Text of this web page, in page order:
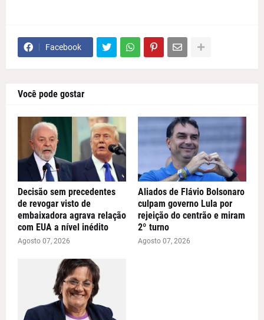
Facebook
Você pode gostar
Decisão sem precedentes
de revogar visto de
embaixadora agrava relação
com EUA a nível inédito
Agosto 07, 2026
Aliados de Flávio Bolsonaro
culpam governo Lula por
rejeição do centrão e miram
2º turno
Agosto 07, 2026